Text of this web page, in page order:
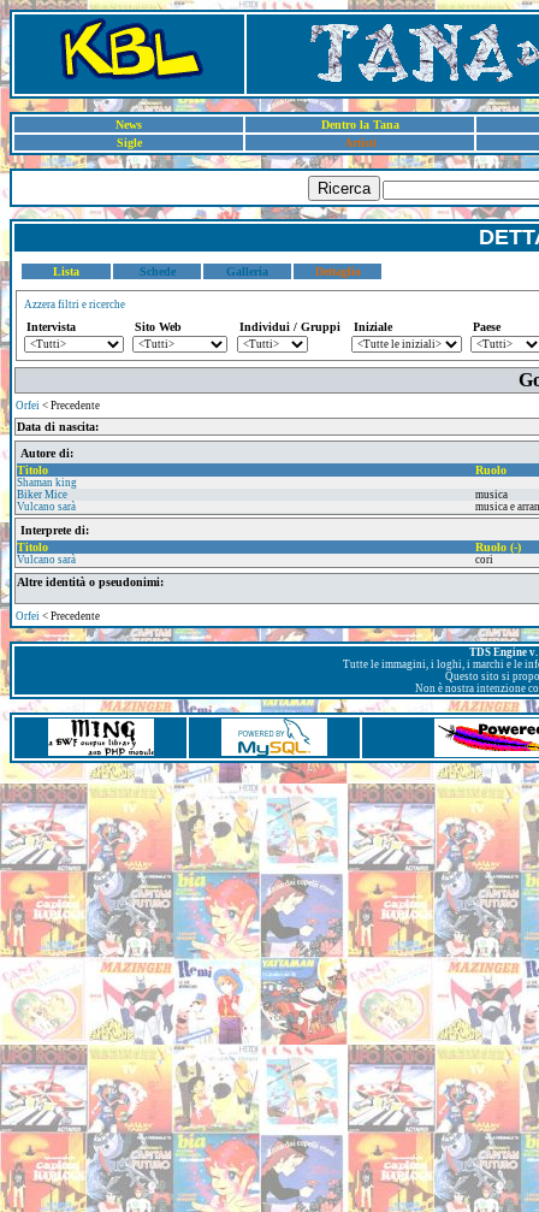
News
Dentro la Tana
Sigle
Artisti
Ricerca
Lista Schede Galleria Dettaglio
Azzera filtri e ricerche
Intervista Sito Web Individui / Gruppi Iniziale Paese
Orfei < Precedente
Data di nascita:
Autore di:
Titolo
Ruolo
Shaman king
Biker Mice
musica
Vulcano sarà
musica e
Interprete di:
Titolo
Ruolo (-)
Vulcano sarà cori
Altre identità o pseudonimi:
Orfei < Precedente
TDS Engine
Tutte le immagini, i loghi, i marchi e le
Questo sito si
Non è nostra intenzione